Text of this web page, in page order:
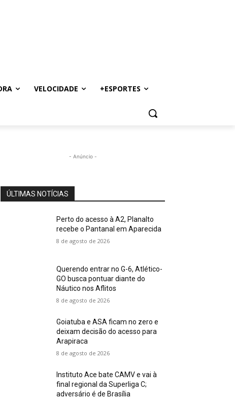
VELOCIDADE +ESPORTES
- Anúncio -
ÚLTIMAS NOTÍCIAS
Perto do acesso à A2, Planalto
recebe o Pantanal em Aparecida
8 de agosto de 2026
Querendo entrar no G-6, Atlético-
GO busca pontuar diante do
Náutico nos Aflitos
8 de agosto de 2026
Goiatuba e ASA ficam no zero e
deixam decisão do acesso para
Arapiraca
8 de agosto de 2026
Instituto Ace bate CAMV e vai à
final regional da Superliga C;
adversário é de Brasília